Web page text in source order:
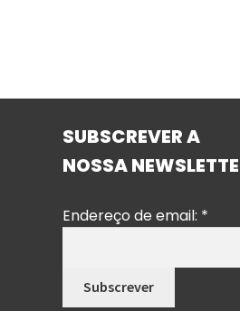
SUBSCREVER A
NOSSA
Endereço de email: *